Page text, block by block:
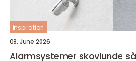
inspiration
08. June 2026
Alarmsystemer skovlunde sådan skaber du